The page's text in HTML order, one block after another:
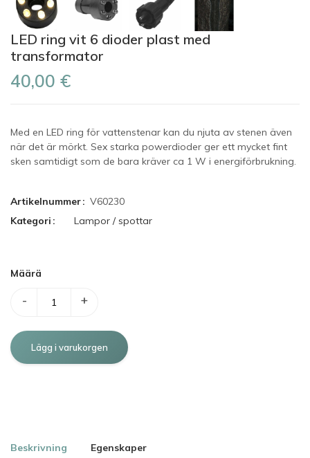
LED ring vit 6 dioder plast med
transformator
40,00 €
Med en LED ring för vattenstenar kan du njuta av stenen även
när det är mörkt. Sex starka powerdioder ger ett mycket fint
sken samtidigt som de bara kräver ca 1 W i energiförbrukning.
Artikelnummer
V60230
Kategori
Lampor / spottar
Määrä
- +
Beskrivning Egenskaper